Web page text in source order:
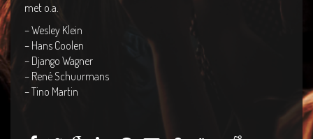
met o.a.
– Wesley Klein
– Hans Coolen
– Django Wagner
– René Schuurmans
– Tino Martin